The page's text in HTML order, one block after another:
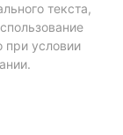
текста,
при условии